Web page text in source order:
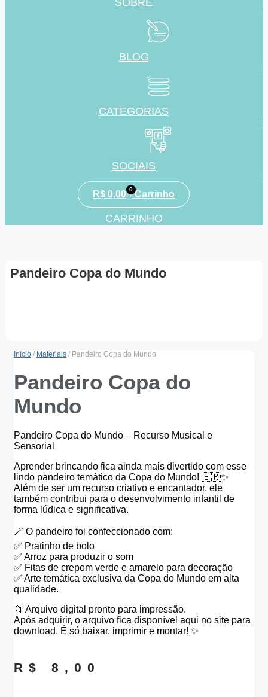
BLOG
CATEGORIAS
SOCIAIS
R$ 0,00 0 Carrinho
CARRINHO
Pandeiro Copa do Mundo
Início / Materiais / Pandeiro Copa do Mundo
Pandeiro Copa do
Mundo
Pandeiro Copa do Mundo – Recurso Musical e
Sensorial
Aprender brincando fica ainda mais divertido com esse
lindo pandeiro temático da Copa do Mundo! 🇧🇷✨
Além de ser um recurso criativo e encantador, ele
também contribui para o desenvolvimento infantil de
forma lúdica e significativa.
🪄 O pandeiro foi confeccionado com:
✅ Pratinho de bolo
✅ Arroz para produzir o som
✅ Fitas de crepom verde e amarelo para decoração
✅ Arte temática exclusiva da Copa do Mundo em alta
qualidade.
📁 Arquivo digital pronto para impressão.
Após adquirir, o arquivo fica disponível aqui no site para
download. É só baixar, imprimir e montar! ✨
R$ 8,00